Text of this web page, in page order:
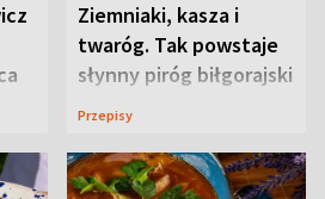
Ziemniaki, kasza i
twaróg. Tak powstaje
słynny piróg biłgorajski
Przepisy